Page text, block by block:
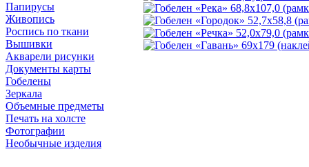
Папирусы
Живопись
Роспись по ткани
Вышивки
Акварели рисунки
Документы карты
Гобелены
Зеркала
Объемные предметы
Печать на холсте
Фотографии
Необычные изделия